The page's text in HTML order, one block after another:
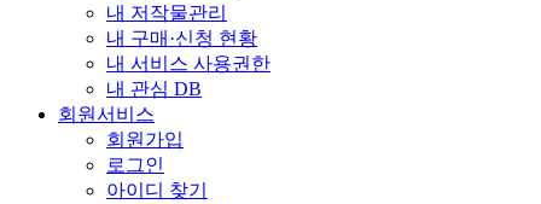
내 저작물관리
내 구매·신청 현황
내 서비스 사용권한
내 관심 DB
회원서비스
회원가입
로그인
아이디 찾기